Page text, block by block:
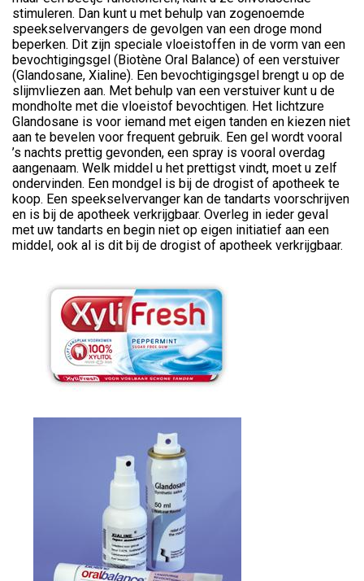
stimuleren. Dan kunt u met behulp van zogenoemde
speekselvervangers de gevolgen van een droge mond
beperken. Dit zijn speciale vloeistoffen in de vorm van een
bevochtigingsgel (Biotène Oral Balance) of een verstuiver
(Glandosane, Xialine). Een bevochtigingsgel brengt u op de
slijmvliezen aan. Met behulp van een verstuiver kunt u de
mondholte met die vloeistof bevochtigen. Het lichtzure
Glandosane is voor iemand met eigen tanden en kiezen niet
aan te bevelen voor frequent gebruik. Een gel wordt vooral
’s nachts prettig gevonden, een spray is vooral overdag
aangenaam. Welk middel u het prettigst vindt, moet u zelf
ondervinden. Een mondgel is bij de drogist of apotheek te
koop. Een speekselvervanger kan de tandarts voorschrijven
en is bij de apotheek verkrijgbaar. Overleg in ieder geval
met uw tandarts en begin niet op eigen initiatief aan een
middel, ook al is dit bij de drogist of apotheek verkrijgbaar.